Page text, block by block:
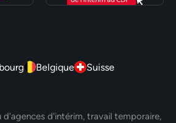
Belgique
Suisse
d'agences d'intérim, travail temporaire,